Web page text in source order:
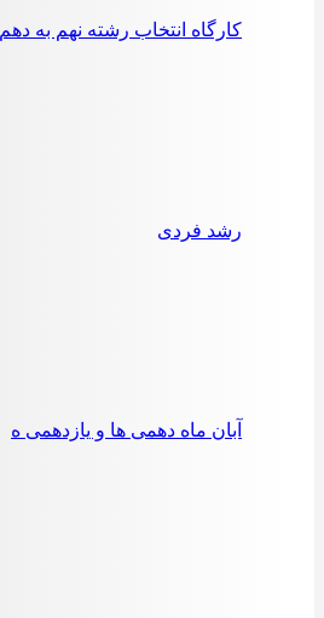
كارگاه انتخاب رشته نهم به دهم
رشد فردی
آبان ماه دهمی ها و یازدهمی ه